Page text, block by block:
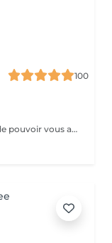
100
- Mesures COVID-19 - Nous sommes ravis de pouvoir vous accueillir à partir du 11 mai 2020 . Dans la mesure du possible : - Réserver un jour et un créneau en semaine si vous n'avez pas de contrainte pro./perso. - Venir seul aux rendez-vous - Se présenter au salon à l'heure prévue - Porter un masque et des gants - Respecter la distanciation - Prévoyez une boisson et de la lecture si besoin - Privilégier les modes de paiements sans contact Un grand merci d'avance pour votre compréhension. Au plaisir de vous revoir très vite.